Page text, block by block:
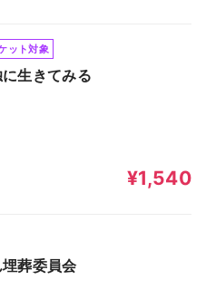
ット対象
生きてみる
¥1,540
葬委員会